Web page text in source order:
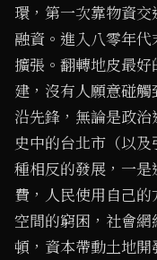
環，第一次靠物資
融資。進入八零年
擴張。翻轉地皮最
建，沒有人願意碰
沿先鋒，無論是政
史中的台北市（以
種相反的發展，一
費，人民使用自己
空間的窮困，社會
頓，資本帶動土地